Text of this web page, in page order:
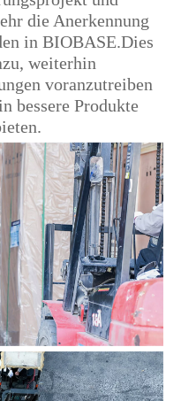
die Anerkennung
in BIOBASE.Dies
weiterhin
voranzutreiben
bessere Produkte